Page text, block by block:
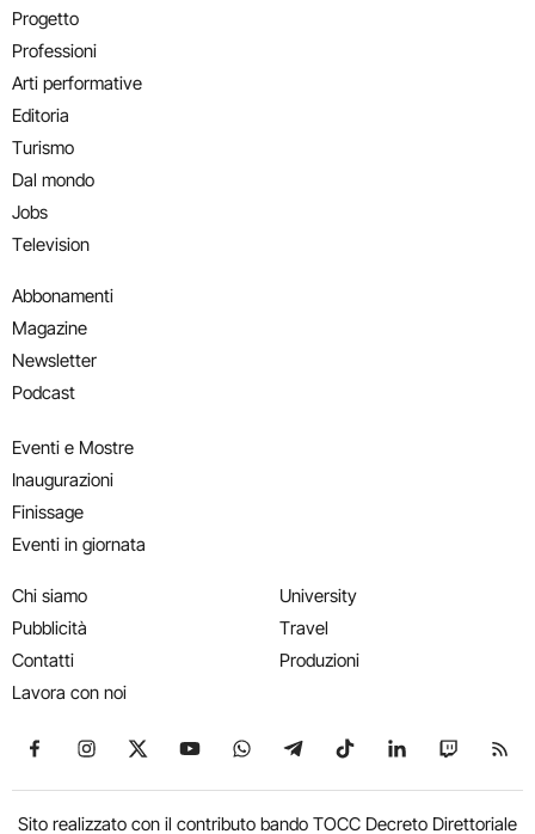
Progetto
Professioni
Arti performative
Editoria
Turismo
Dal mondo
Jobs
Television
Abbonamenti
Magazine
Newsletter
Podcast
Eventi e Mostre
Inaugurazioni
Finissage
Eventi in giornata
Chi siamo
Pubblicità
Contatti
Lavora con noi
University
Travel
Produzioni
Seguici su Facebook
Seguici su Instagram
Seguici su X
Seguici su YouTube
Seguici su WhatsApp
Seguici su Telegram
Seguici su TikTok
Seguici su
Seguici
Sito realizzato con il contributo bando TOCC Decreto Direttoriale